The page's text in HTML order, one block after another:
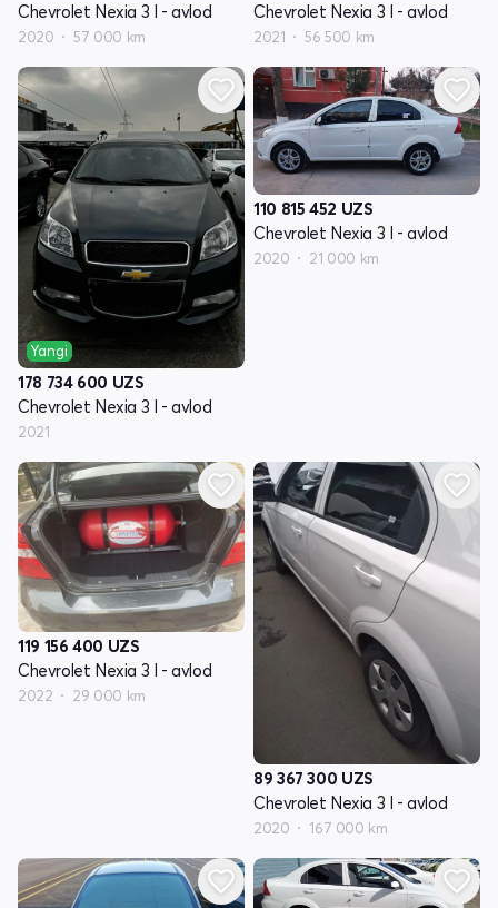
Chevrolet Nexia 3 I - avlod
2020 57 000 km
Chevrolet Nexia 3 I - avlod
2021 56 500 km
Yangi
178 734 600 UZS
Chevrolet Nexia 3 I - avlod
2021
110 815 452 UZS
Chevrolet Nexia 3 I - avlod
2020 21 000 km
119 156 400 UZS
Chevrolet Nexia 3 I - avlod
2022 29 000 km
89 367 300 UZS
Chevrolet Nexia 3 I - avlod
2020 167 000 km